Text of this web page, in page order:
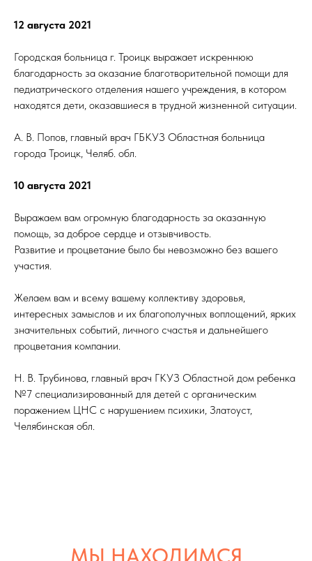
12 августа 2021
Городская больница г. Троицк выражает искреннюю
благодарность за оказание благотворительной помощи для
педиатрического отделения нашего учреждения, в котором
находятся дети, оказавшиеся в трудной жизненной ситуации.
А. В. Попов, главный врач ГБКУЗ Областная больница
города Троицк, Челяб. обл.
10 августа 2021
Выражаем вам огромную благодарность за оказанную
помощь, за доброе сердце и отзывчивость.
Развитие и процветание было бы невозможно без вашего
участия.
Желаем вам и всему вашему коллективу здоровья,
интересных замыслов и их благополучных воплощений, ярких
значительных событий, личного счастья и дальнейшего
процветания компании.
Н. В. Трубинова, главный врач ГКУЗ Областной дом ребенка
№7 специализированный для детей с органическим
поражением ЦНС с нарушением психики, Златоуст,
Челябинская обл.
МЫ НАХОДИМСЯ